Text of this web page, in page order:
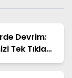
Devrim:
Tek Tıkla